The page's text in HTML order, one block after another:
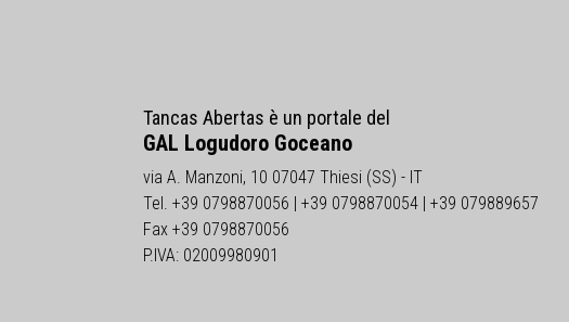
Tancas Abertas è un portale del
GAL Logudoro Goceano
via A. Manzoni, 10 07047 Thiesi (SS) - IT
Tel. +39 0798870056 | +39 0798870054 | +39 079889657
Fax +39 0798870056
P.IVA: 02009980901